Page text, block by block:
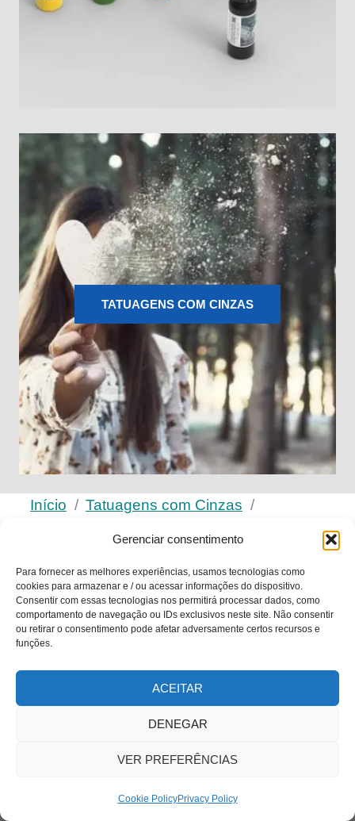
Gerenciar consentimento
Para fornecer as melhores experiências, usamos tecnologias como
cookies para armazenar e / ou acessar informações do dispositivo.
Consentir com essas tecnologias nos permitirá processar dados, como
comportamento de navegação ou IDs exclusivos neste site. Não consentir
ou retirar o consentimento pode afetar adversamente certos recursos e
funções.
ACEITAR
DENEGAR
VER PREFERÊNCIAS
Cookie PolicyPrivacy Policy
TATUAGENS COM CINZAS
Início
Tatuagens com Cinzas
Tatuagens com cinzas de cremação perto de
A Cremation Ink® é a especialista em
tatuagens com cinzas, sediada no Reino
Unido. Infundimos com segurança as cinzas
de cremação de um ente querido em tinta de
laboratório no Reino Unido e enviada para